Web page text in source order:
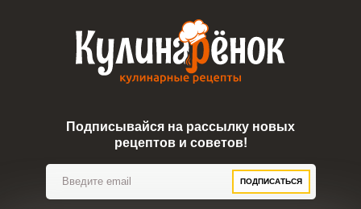
Подписывайся на рассылку новых
рецептов и советов!
ПОДПИСАТЬСЯ